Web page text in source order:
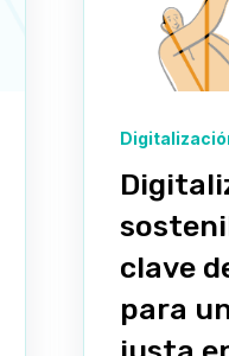
clave
para